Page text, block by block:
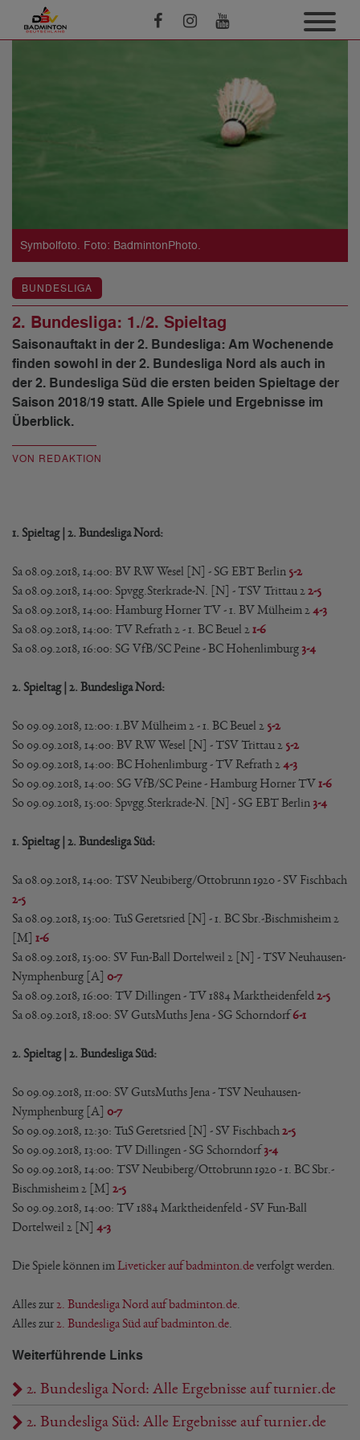
Symbolfoto. Foto: BadmintonPhoto.
BUNDESLIGA
2. Bundesliga: 1./2. Spieltag
Saisonauftakt in der 2. Bundesliga: Am Wochenende
finden sowohl in der 2. Bundesliga Nord als auch in
der 2. Bundesliga Süd die ersten beiden Spieltage der
Saison 2018/19 statt. Alle Spiele und Ergebnisse im
Überblick.
VON REDAKTION
1. Spieltag | 2. Bundesliga Nord:
Sa 08.09.2018, 14:00: BV RW Wesel [N] - SG EBT Berlin 5-2
Sa 08.09.2018, 14:00: Spvgg.Sterkrade-N. [N] - TSV Trittau 22-5
Sa 08.09.2018, 14:00: Hamburg Horner TV - 1. BV Mülheim 24-3
Sa 08.09.2018, 14:00: TV Refrath 2 - 1. BC Beuel 21-6
Sa 08.09.2018, 16:00: SG VfB/SC Peine - BC Hohenlimburg3-4
2. Spieltag | 2. Bundesliga Nord:
So 09.09.2018, 12:00: 1.BV Mülheim 2 - 1. BC Beuel 2 5-2
So 09.09.2018, 14:00: BV RW Wesel [N] - TSV Trittau 2 5-2
So 09.09.2018, 14:00: BC Hohenlimburg - TV Refrath 24-3
So 09.09.2018, 14:00: SG VfB/SC Peine - Hamburg Horner TV1-6
So 09.09.2018, 15:00: Spvgg.Sterkrade-N. [N] - SG EBT Berlin 3-4
1. Spieltag | 2. Bundesliga Süd:
Sa 08.09.2018, 14:00: TSV Neubiberg/Ottobrunn 1920 - SV Fischbach
2-5
Sa 08.09.2018, 15:00: TuS Geretsried [N] - 1. BC Sbr.-Bischmisheim 2
[M] 1-6
Sa 08.09.2018, 15:00: SV Fun-Ball Dortelweil 2 [N] - TSV Neuhausen-
Nymphenburg [A] 0-7
Sa 08.09.2018, 16:00: TV Dillingen - TV 1884 Marktheidenfeld2-5
Sa 08.09.2018, 18:00: SV GutsMuths Jena - SG Schorndorf6-1
2. Spieltag | 2. Bundesliga Süd:
So 09.09.2018, 11:00: SV GutsMuths Jena - TSV Neuhausen-
Nymphenburg [A] 0-7
So 09.09.2018, 12:30: TuS Geretsried [N] - SV Fischbach 2-5
So 09.09.2018, 13:00: TV Dillingen - SG Schorndorf3-4
So 09.09.2018, 14:00: TSV Neubiberg/Ottobrunn 1920 - 1. BC Sbr.-
Bischmisheim 2 [M] 2-5
So 09.09.2018, 14:00: TV 1884 Marktheidenfeld - SV Fun-Ball
Dortelweil 2 [N] 4-3
Die Spiele können im Liveticker auf badminton.deverfolgt werden.
Alles zur 2. Bundesliga Nord auf badminton.de
Alles zur 2. Bundesliga Süd auf badminton.de
Weiterführende Links
2. Bundesliga Nord: Alle Ergebnisse auf turnier.de
2. Bundesliga Süd: Alle Ergebnisse auf turnier.de